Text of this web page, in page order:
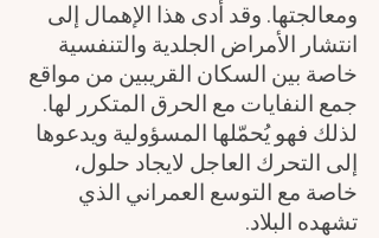
ومعالجتها. وقد أدى هذا الإهمال إلى
انتشار الأمراض الجلدية والتنفسية
خاصة بين السكان القريبين من مواقع
جمع النفايات مع الحرق المتكرر لها.
لذلك فهو يُحمّلها المسؤولية ويدعوها
إلى التحرك العاجل لايجاد حلول،
خاصة مع التوسع العمراني الذي
تشهده البلاد.